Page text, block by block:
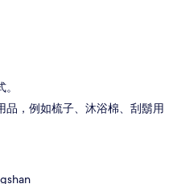
品，例如梳子、沐浴棉、刮鬍用